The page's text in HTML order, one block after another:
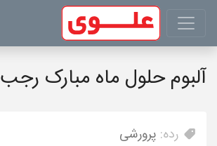
آلبوم حلول ماه مبارک رجب
رده: پرورشی